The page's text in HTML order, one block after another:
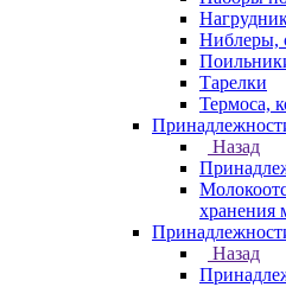
Ниблеры,
Тарелки
Термоса,
Назад
хранения
Назад